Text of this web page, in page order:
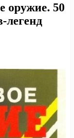
оружие. 50
легенд